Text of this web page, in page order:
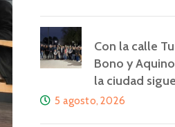
Con la calle
Bono y
la ciudad
5 agosto, 2026